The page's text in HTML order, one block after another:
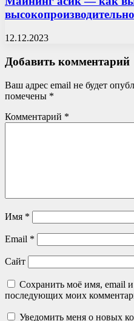
12.12.2023
Добавить комментарий
Ваш адрес email не будет
помечены *
Комментарий *
Имя *
Email *
Сайт
Сохранить моё имя, email и
последующих моих
Уведомить меня о новых